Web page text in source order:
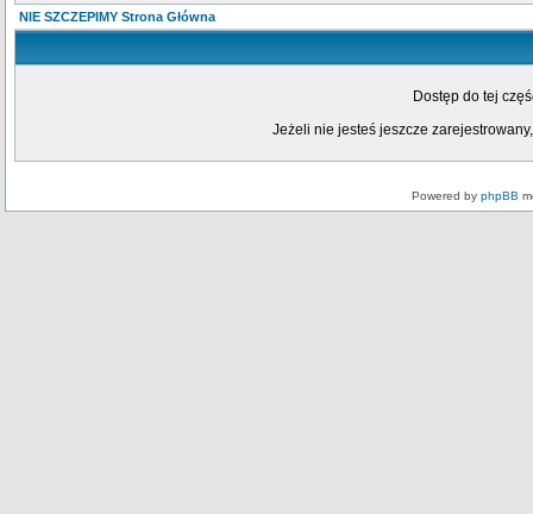
NIE SZCZEPIMY Strona Główna
Dostęp do tej
Jeżeli nie jesteś jeszcze
Powered by phpBB